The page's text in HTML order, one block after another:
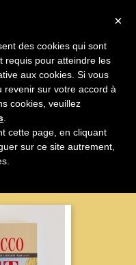


×
des cookies qui sont
requis pour atteindre les
aux cookies. Si vous
revenir sur votre accord à
cookies, veuillez
cette page, en cliquant
sur ce site autrement,